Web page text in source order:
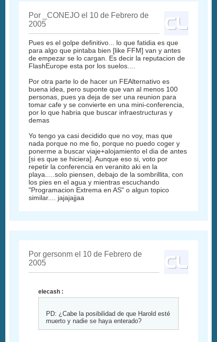
Por _CONEJO el 10 de Febrero de
2005
Pues es el golpe definitivo... lo que fatidia es que
para algo que pintaba bien [like FFM] van y antes
de empezar se lo cargan. Es decir la reputacion de
FlashEurope esta por los suelos....
Por otra parte lo de hacer un FEAlternativo es
buena idea, pero suponte que van al menos 100
personas, pues ya deja de ser una reunion para
tomar cafe y se convierte en una mini-conferencia,
por lo que habria que buscar infraestructuras y
demas
Yo tengo ya casi decidido que no voy, mas que
nada porque no me fio, porque no puedo coger y
ponerme a buscar viaje+alojamiento el dia de antes
[si es que se hiciera]. Aunque eso si, voto por
repetir la conferencia en veranito aki en la
playa.....solo piensen, debajo de la sombrillita, con
los pies en el agua y mientras escuchando
"Programacion Extrema en AS" o algun topico
similar.... jajajajjaa
Por gersonm el 10 de Febrero de
2005
elecash :
PD: ¿Cabe la posibilidad de que Harold esté
muerto y nadie se haya enterado?